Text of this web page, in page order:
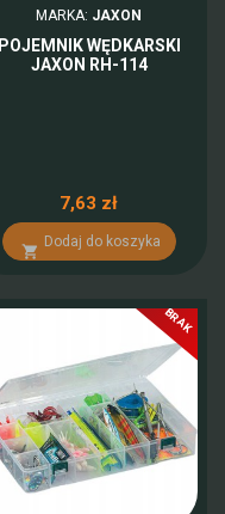
MARKA: JAXON
POJEMNIK WĘDKARSKI
JAXON RH-114
7,63 zł

Dodaj do koszyka
BRAK